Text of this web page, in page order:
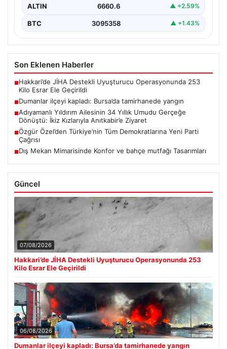
ALTIN 6660.6 ▲ +2.59%
BTC 3095358 ▲ +1.43%
Son Eklenen Haberler
■Hakkari’de JİHA Destekli Uyuşturucu Operasyonunda 253
Kilo Esrar Ele Geçirildi
■Dumanlar ilçeyi kapladı: Bursa’da tamirhanede yangın
■Adıyamanlı Yıldırım Ailesinin 34 Yıllık Umudu Gerçeğe
Dönüştü: İkiz Kızlarıyla Anıtkabir’e Ziyaret
■Özgür Özel’den Türkiye’nin Tüm Demokratlarına Yeni Parti
Çağrısı
■Dış Mekan Mimarisinde Konfor ve bahçe mutfağı Tasarımları
Güncel
07/08/2026
Hakkari’de JİHA Destekli Uyuşturucu Operasyonunda 253
Kilo Esrar Ele Geçirildi
06/08/2026
Dumanlar ilçeyi kapladı: Bursa’da tamirhanede yangın